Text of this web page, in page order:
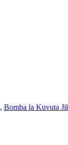
, Bomba la Kuvuta